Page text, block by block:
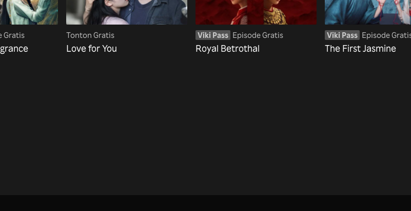
Gratis Tonton Gratis
Love for You
Viki Pass Episode Gratis
Royal Betrothal
Viki Pass Episode
The First Jasmine